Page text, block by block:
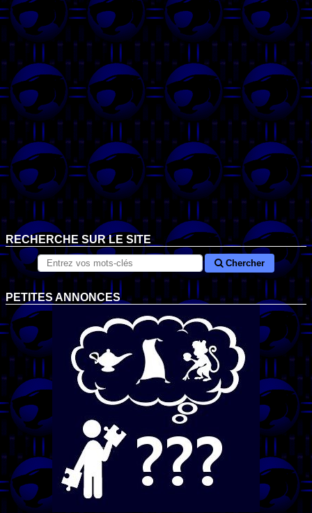
RECHERCHE SUR LE SITE
Chercher
PETITES ANNONCES